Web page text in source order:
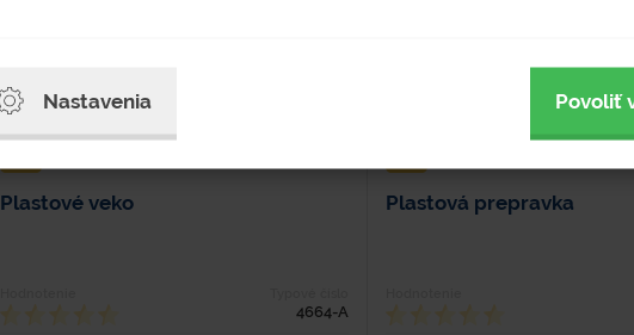
Plastové veko
4664-A
Plastová prepravka
Nastavenia Povoliť